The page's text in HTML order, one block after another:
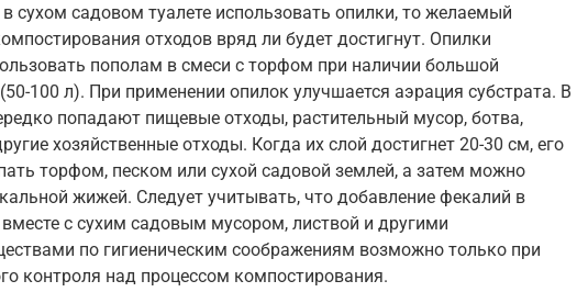
сухом садовом туалете использовать опилки, то желаемый
отходов вряд ли будет достигнут. Опилки
пополам в смеси с торфом при наличии большой
100 л). При применении опилок улучшается аэрация субстрата. В
попадают пищевые отходы, растительный мусор, ботва,
хозяйственные отходы. Когда их слой достигнет 20-30 см, его
торфом, песком или сухой садовой землей, а затем можно
жижей. Следует учитывать, что добавление фекалий в
с сухим садовым мусором, листвой и другими
по гигиеническим соображениям возможно только при
контроля над процессом компостирования.